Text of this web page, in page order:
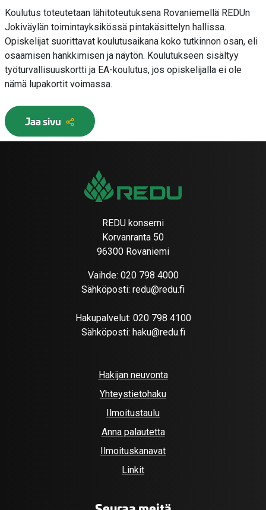
Koulutus toteutetaan lähitoteutuksena Rovaniemellä REDUn
Jokiväylän toimintayksikössä pintakäsittelyn hallissa.
Opiskelijat suorittavat koulutusaikana koko tutkinnon osan, eli
osaamisen hankkimisen ja näytön. Koulutukseen sisältyy
työturvallisuuskortti ja EA-koulutus, jos opiskelijalla ei ole
nämä lupakortit voimassa.
Jaa sivu
REDU konserni
Korvanranta 50
96300 Rovaniemi
Vaihde: 020 798 4000
Sähköposti: redu@redu.fi
Hakupalvelut: 020 798 4100
Sähköposti: haku@redu.fi
Hakijan neuvonta
Yhteystietohaku
Ilmoitustaulu
Anna palautetta
Ilmoituskanavat
Linkit